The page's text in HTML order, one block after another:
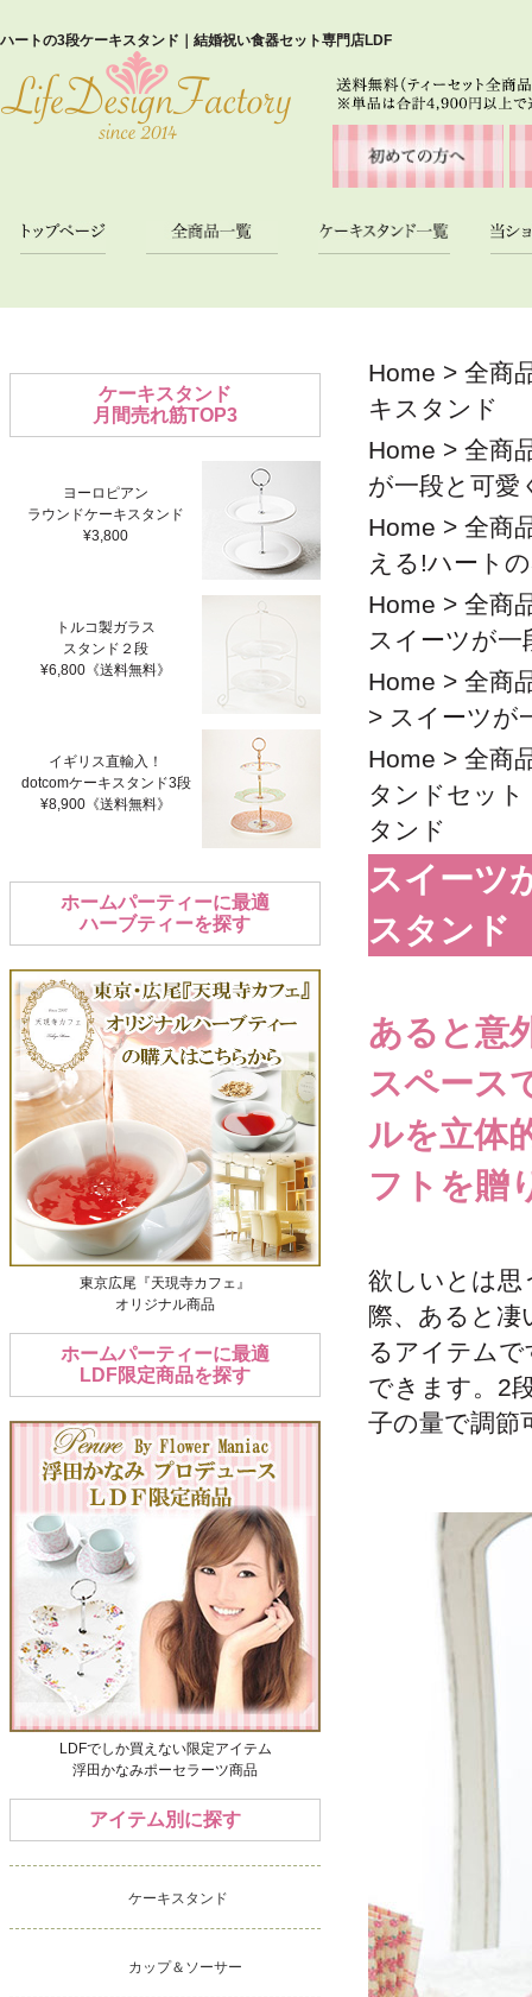
ハートの3段ケーキスタンド｜結婚祝い食器セット専門店LDF
Home > 全商
キスタンド
Home > 全商
が一段と可愛
Home > 全商
える!ハート
Home > 全商
スイーツが
Home > 全商
> スイーツが
Home > 全商
タンドセット
タンド
スイーツ
スタンド
あると意
スペース
ルを立体
フトを贈
欲しいとは思
際、あると
るアイテムで
できます。2
子の量で調節
ケーキスタンド
月間売れ筋TOP3
ヨーロピアン
ラウンドケーキスタンド
¥3,800
トルコ製ガラス
スタンド２段
¥6,800《送料無料》
イギリス直輸入！
dotcomケーキスタンド3段
¥8,900《送料無料》
ホームパーティーに最適
ハーブティーを探す
東京広尾『天現寺カフェ』
オリジナル商品
ホームパーティーに最適
LDF限定商品を探す
LDFでしか買えない限定アイテム
浮田かなみポーセラーツ商品
アイテム別に探す
ケーキスタンド
カップ＆ソーサー